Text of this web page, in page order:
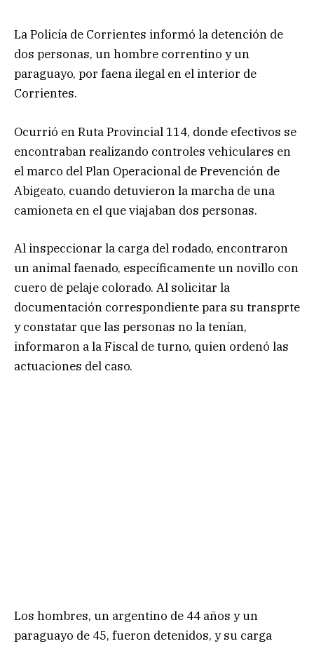
La Policía de Corrientes informó la detención de
dos personas, un hombre correntino y un
paraguayo, por faena ilegal en el interior de
Corrientes.
Ocurrió en Ruta Provincial 114, donde efectivos se
encontraban realizando controles vehiculares en
el marco del Plan Operacional de Prevención de
Abigeato, cuando detuvieron la marcha de una
camioneta en el que viajaban dos personas.
Al inspeccionar la carga del rodado, encontraron
un animal faenado, específicamente un novillo con
cuero de pelaje colorado. Al solicitar la
documentación correspondiente para su transprte
y constatar que las personas no la tenían,
informaron a la Fiscal de turno, quien ordenó las
actuaciones del caso.
Los hombres, un argentino de 44 años y un
paraguayo de 45, fueron detenidos, y su carga